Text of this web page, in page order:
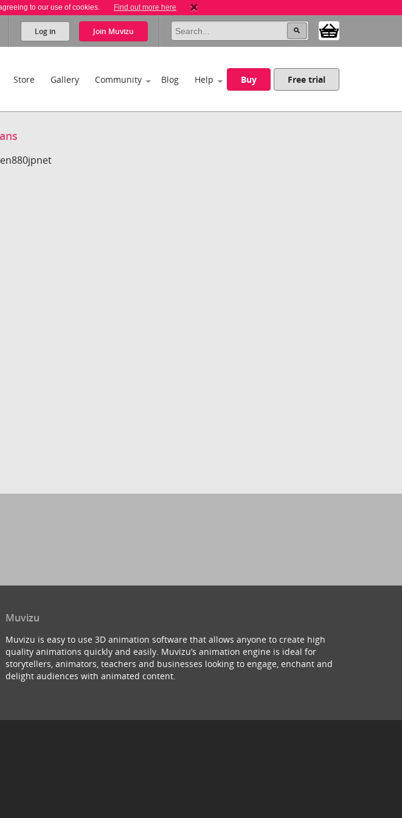
to our use of cookies. Find out more here
Log in Join Muvizu
Store Gallery Community Blog Help Buy Free trial
Muvizu
Muvizu is easy to use 3D animation software that allows anyone to create high
quality animations quickly and easily. Muvizu’s animation engine is ideal for
storytellers, animators, teachers and businesses looking to engage, enchant and
delight audiences with animated content.